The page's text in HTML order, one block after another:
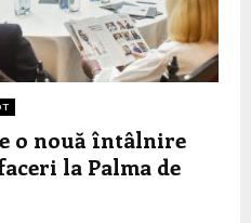
o nouă întâlnire
la Palma de